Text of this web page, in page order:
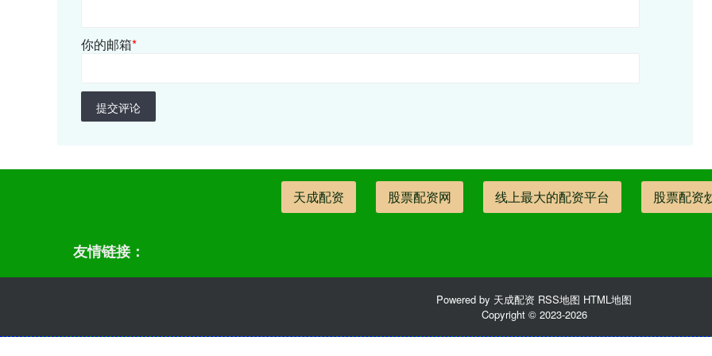
你的邮箱*
提交评论
天成配资 股票配资网 线上最大的配资平台 股票配资
友情链接：
Powered by 天成配资 RSS地图 HTML地图
Copyright © 2023-2026